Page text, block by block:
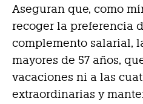
Aseguran que, como
recoger la preferencia
complemento salarial,
mayores de 57 años,
vacaciones ni a las
extraordinarias y